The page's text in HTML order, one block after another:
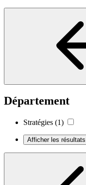
Département
Stratégies (1)
Afficher les résultats